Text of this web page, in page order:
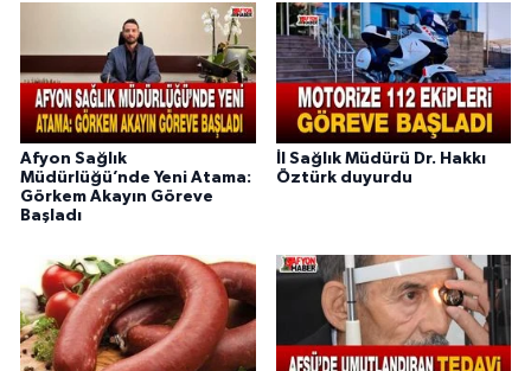
Afyon Sağlık
Müdürlüğü’nde Yeni Atama:
Görkem Akayın Göreve
Başladı
İl Sağlık Müdürü Dr. Hakkı
Öztürk duyurdu